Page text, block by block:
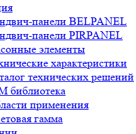
панели BELPANEL
панели PIRPANEL
элементы
характеристики
технических решений
библиотека
применения
гамма